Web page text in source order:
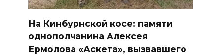
На Кинбурнской косе: памяти
однополчанина Алексея
Ермолова «Аскета», вызвавшего